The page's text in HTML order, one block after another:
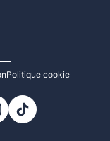
Politique cookie